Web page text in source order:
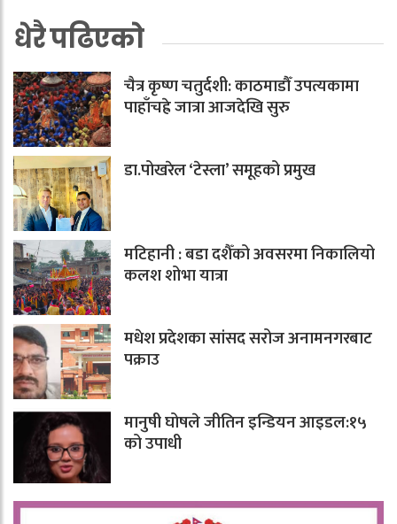
धेरै पढिएको
चैत्र कृष्ण चतुर्दशी: काठमाडौँ उपत्यकामा
पाहाँचह्रे जात्रा आजदेखि सुरु
डा.पोखरेल ‘टेस्ला’ समूहको प्रमुख
मटिहानी : बडा दशैँको अवसरमा निकालियो
कलश शोभा यात्रा
मधेश प्रदेशका सांसद सरोज अनामनगरबाट
पक्राउ
मानुषी घोषले जीतिन इन्डियन आइडल:१५
को उपाधी